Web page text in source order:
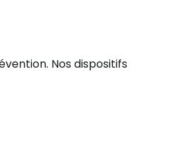
Nos dispositifs